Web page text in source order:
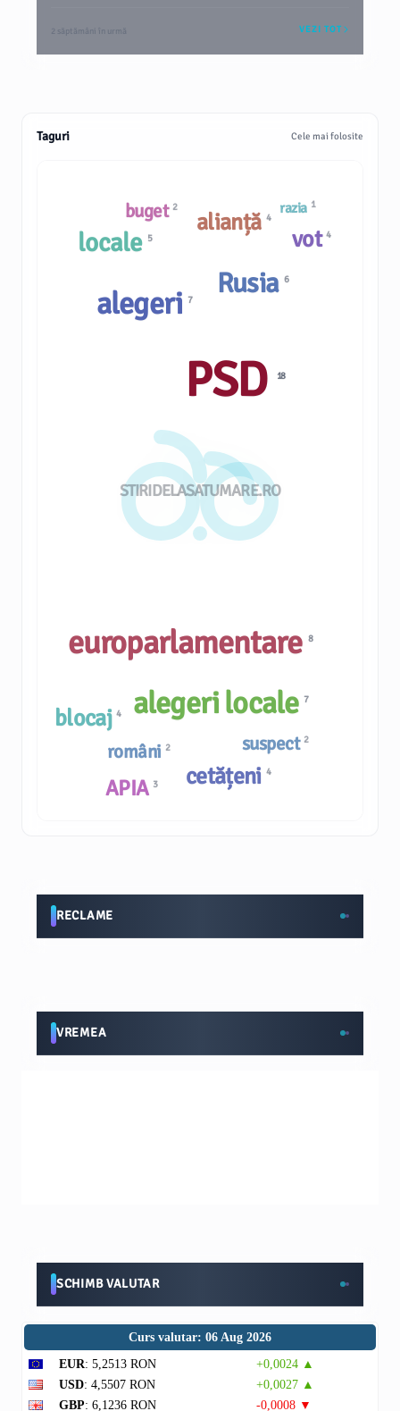
2 săptămâni în urmă VEZI TOT
Taguri Cele mai folosite
STIRIDELASATUMARE.RO
alianță 4
blocaj4
suspect 2
vot4
razia 1
cetățeni4
alegeri7
europarlamentare 8
APIA 3
români 2
locale 5
buget 2
Rusia6
PSD 18
alegeri locale7
RECLAME
VREMEA
SCHIMB VALUTAR
Curs valutar: 06 Aug 2026
EUR: 5,2513 RON
+0,0024 ▲
USD: 4,5507 RON
+0,0027 ▲
GBP: 6,1236 RON -0,0008 ▼